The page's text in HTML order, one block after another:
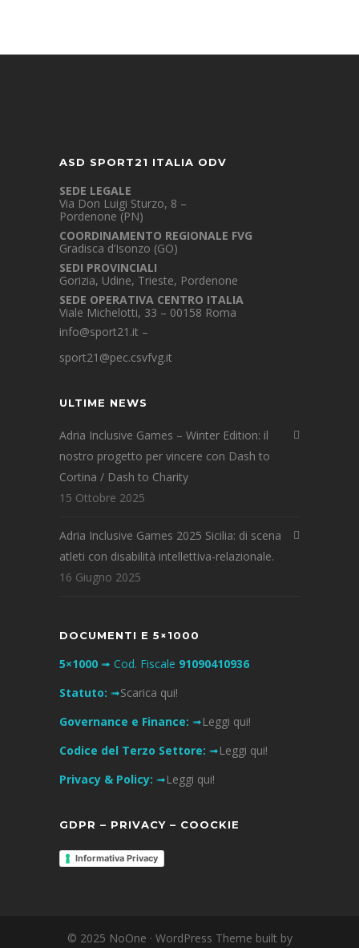
ASD SPORT21 ITALIA ODV
SEDE LEGALE
Via Don Luigi Sturzo, 8 –
Pordenone (PN)
COORDINAMENTO REGIONALE FVG
Gradisca d’Isonzo (GO)
SEDI PROVINCIALI
Gorizia, Udine, Trieste, Pordenone
SEDE OPERATIVA CENTRO ITALIA
Viale Michelotti, 33 – 00158 Roma
info@sport21.it –
sport21@pec.csvfvg.it
ULTIME NEWS
Adria Inclusive Games – Winter Edition: il
nostro progetto per vincere con Dash to
Cortina / Dash to Charity
15 Ottobre 2025
Adria Inclusive Games 2025 Sicilia: di scena
atleti con disabilità intellettiva-relazionale.
16 Giugno 2025
DOCUMENTI E 5×1000
5×1000 ➟ Cod. Fiscale 91090410936
Statuto: ➟Scarica qui!
Governance e Finance: ➟Leggi qui!
Codice del Terzo Settore: ➟Leggi qui!
Privacy & Policy: ➟Leggi qui!
GDPR – PRIVACY – COOCKIE
Informativa Privacy
© 2025 NoOne · WordPress Theme built by